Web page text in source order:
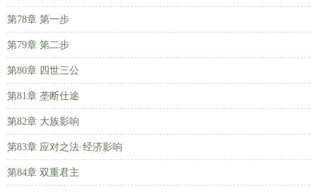
第78章 第一步
第79章 第二步
第80章 四世三公
第81章 垄断仕途
第82章 大族影响
第83章 应对之法·经济影响
第84章 双重君主